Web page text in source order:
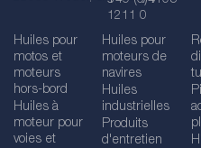
1211 0
Huiles pour
motos et
moteurs
hors-bord
Huiles à
moteur pour
voies et
Huiles pour
moteurs de
navires
Huiles
industrielles
Produits
d'entretien